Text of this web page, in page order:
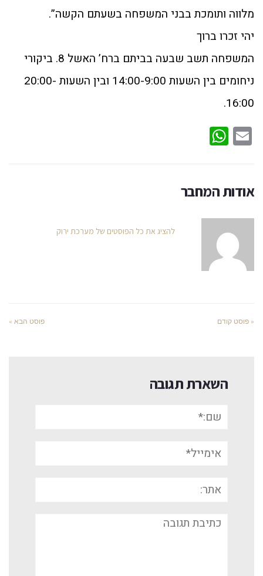
מלווה ותומכת בבני המשפחה בשעתם הקשה”.
יהי זכרו ברוך
המשפחה תשב שבעה בביתם ברח’ האשל 8. ביקורי
ניחומים בין השעות 14:00-9:00 ובין השעות 20:00-
16:00.
Email
אודות המחבר
להציג את כל הפוסטים של מערכת ירוק
« פוסט קודם פוסט הבא »
השארת תגובה
אימייל*
תגובה